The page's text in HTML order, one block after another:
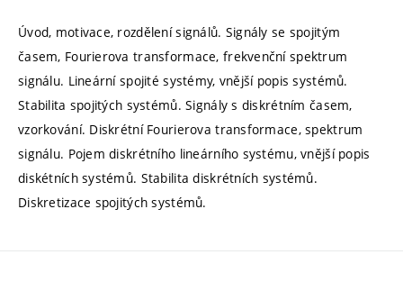
Úvod, motivace, rozdělení signálů. Signály se spojitým
časem, Fourierova transformace, frekvenční spektrum
signálu. Lineární spojité systémy, vnější popis systémů.
Stabilita spojitých systémů. Signály s diskrétním časem,
vzorkování. Diskrétní Fourierova transformace, spektrum
signálu. Pojem diskrétního lineárního systému, vnější popis
diskétních systémů. Stabilita diskrétních systémů.
Diskretizace spojitých systémů.